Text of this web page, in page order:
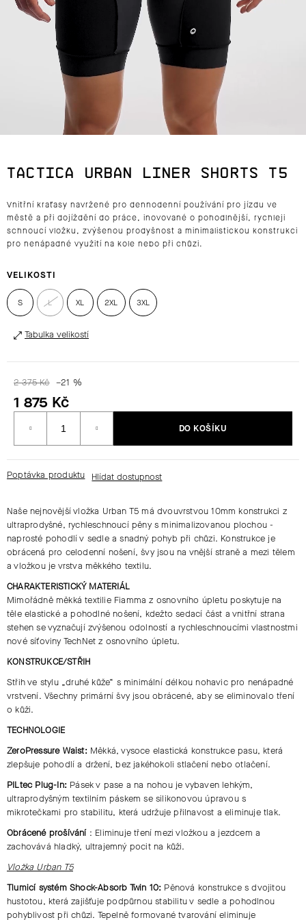
TACTICA URBAN LINER SHORTS T5
Vnitřní kraťasy navržené pro dennodenní používání pro jízdu ve
městě a při dojíždění do práce, inovované o pohodlnější, rychleji
schnoucí vložku, zvýšenou prodyšnost a minimalistickou konstrukci
pro nenápadné využití na kole nebo při chůzi.
VELIKOSTI
S L XL 2XL 3XL
Tabulka velikostí
2 375 Kč –21 %
1 875 Kč
cena:
DO KOŠÍKU
Poptávka produktu
Naše nejnovější vložka Urban T5 má dvouvrstvou 10mm konstrukci z
ultraprodyšné, rychleschnoucí pěny s minimalizovanou plochou -
naprosté pohodlí v sedle a snadný pohyb při chůzi. Konstrukce je
obrácená pro celodenní nošení, švy jsou na vnější straně a mezi tělem
a vložkou je vrstva měkkého textilu.
CHARAKTERISTICKÝ MATERIÁL
Mimořádně měkká textilie Fiamma z osnovního úpletu poskytuje na
těle elastické a pohodlné nošení, kdežto sedací část a vnitřní strana
stehen se vyznačují zvýšenou odolností a rychleschnoucími vlastnostmi
nové síťoviny TechNet z osnovního úpletu.
KONSTRUKCE/STŘIH
Střih ve stylu „druhé kůže“ s minimální délkou nohavic pro nenápadné
vrstvení. Všechny primární švy jsou obrácené, aby se eliminovalo tření
o kůži.
TECHNOLOGIE
ZeroPressure Waist:Měkká, vysoce elastická konstrukce pasu, která
zlepšuje pohodlí a držení, bez jakéhokoli stlačení nebo otlačení.
PILtec Plug-In: Pásek v pase a na nohou je vybaven lehkým,
ultraprodyšným textilním páskem se silikonovou úpravou s
mikrotečkami pro stabilitu, která udržuje přilnavost a eliminuje tlak.
Obrácené prošívání : Eliminuje tření mezi vložkou a jezdcem a
zachovává hladký, ultrajemný pocit na kůži.
Vložka Urban T5
Tlumicí systém Shock-Absorb Twin 10: Pěnová konstrukce s dvojitou
hustotou, která zajišťuje podpůrnou stabilitu v sedle a pohodlnou
pohyblivost při chůzi. Tepelně formované tvarování eliminuje
J
J
Í
T
HLEDAT
D
O
O
R
U
U
J
E
M
E